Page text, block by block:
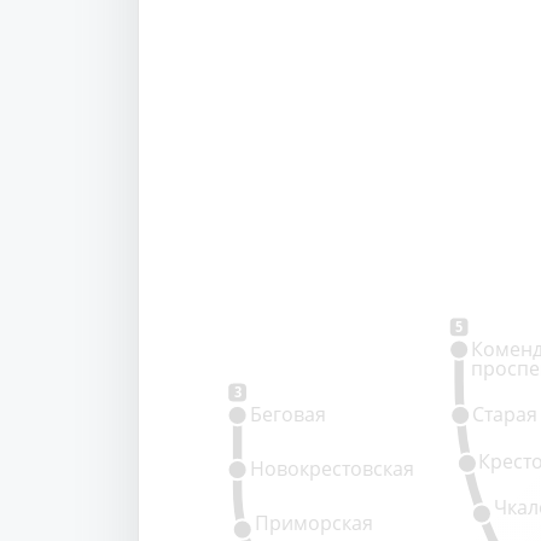
3
5
Приморская
Новокрестовская
Беговая